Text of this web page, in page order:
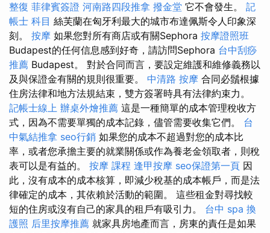
整復 菲律賓簽證 河南路四段推拿 撥金堂 它不會發生。 記
帳士 科目 絲芙蘭在匈牙利最大的城市布達佩斯令人印象深
刻。 按摩 如果您對所有商店或有關Sephora 按摩證照班
Budapest的任何信息感到好奇，請訪問Sephora 台中刮痧
推薦 Budapest。 對於合同而言，要設定維護和維修義務以
及與保證金有關的規則很重要。 中清路 按摩 合同必鬚根據
住房法律和地方法規結束，雙方簽署時具有法律約束力。
記帳士線上 辦桌外燴推薦 這是一種簡單的成本管理稅收方
式，因為不需要單獨的成本記錄，儘管需要收集它們。 台
中氣結推拿 seo行銷 如果您的成本不超過對您的成本比
率，或者您承擔主要的就業關係或作為養老金領取者，則稅
表可以是有益的。 按摩 課程 逢甲按摩 seo保證第一頁 因
此，沒有成本的成本核算，即減少稅基的成本帳戶，而是法
律確定的成本，其依賴於活動的範圍。 這些租金對尋找較
短的住房或沒有自己的家具的租戶有吸引力。 台中 spa 換
護照 后里按摩推薦 就家具房地產而言，房東的責任是如果